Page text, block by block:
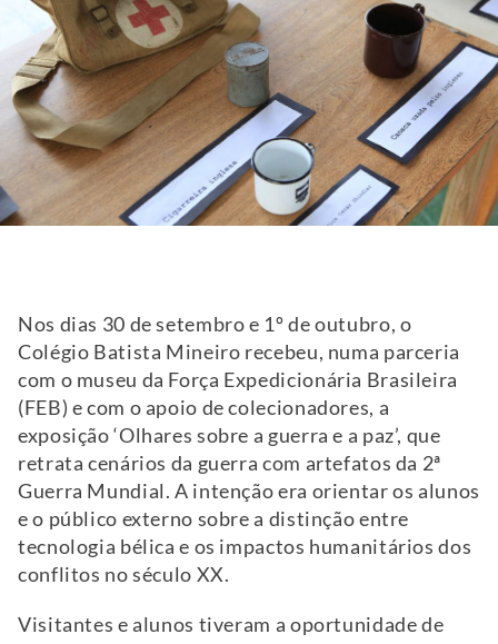
Nos dias 30 de setembro e 1º de outubro, o
Colégio Batista Mineiro recebeu, numa parceria
com o museu da Força Expedicionária Brasileira
(FEB) e com o apoio de colecionadores, a
exposição ‘Olhares sobre a guerra e a paz’, que
retrata cenários da guerra com artefatos da 2ª
Guerra Mundial. A intenção era orientar os alunos
e o público externo sobre a distinção entre
tecnologia bélica e os impactos humanitários dos
conflitos no século XX.
Visitantes e alunos tiveram a oportunidade de